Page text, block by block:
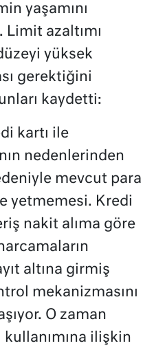
yaşamını
azaltımı
yüksek
gerektiğini
kaydetti:
kartı ile
nedenlerinden
mevcut para
yetmemesi. Kredi
nakit alıma göre
altına girmiş
mekanizmasını
O zaman
kullanımına ilişkin